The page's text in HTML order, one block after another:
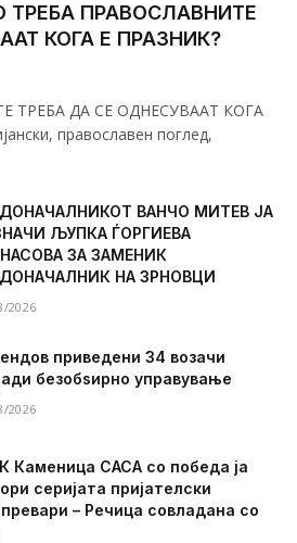
ТРЕБА ПРАВОСЛАВНИТЕ
КОГА Е ПРАЗНИК?
ТРЕБА ДА СЕ ОДНЕСУВААТ КОГА
православен поглед,
ВАНЧО МИТЕВ ЈА
ЉУПКА ЃОРГИЕВА
ЗА ЗАМЕНИК
НА ЗРНОВЦИ
2026
приведени 34 возачи
безобѕирно управување
2026
Каменица САСА со победа ја
серијата пријателски
– Речица совладана со